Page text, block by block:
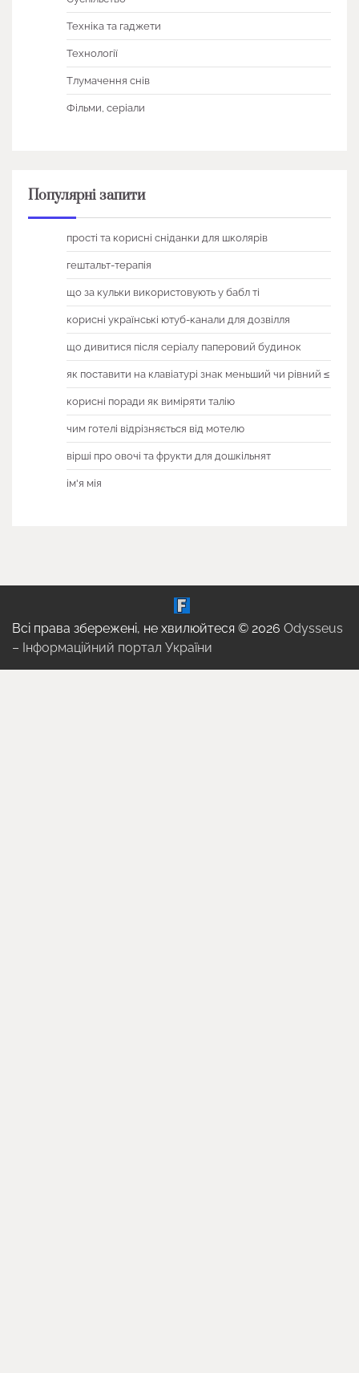
Техніка та гаджети
Технології
Тлумачення снів
Фільми, серіали
Популярні запити
прості та корисні сніданки для школярів
гештальт-терапія
що за кульки використовують у бабл ті
корисні українські ютуб-канали для дозвілля
що дивитися після серіалу паперовий будинок
як поставити на клавіатурі знак меньший чи рівний ≤
корисні поради як виміряти талію
чим готелі відрізняється від мотелю
вірші про овочі та фрукти для дошкільнят
ім'я мія
Всі права збережені, не хвилюйтеся © 2026 Odysseus
– Інформаційний портал України